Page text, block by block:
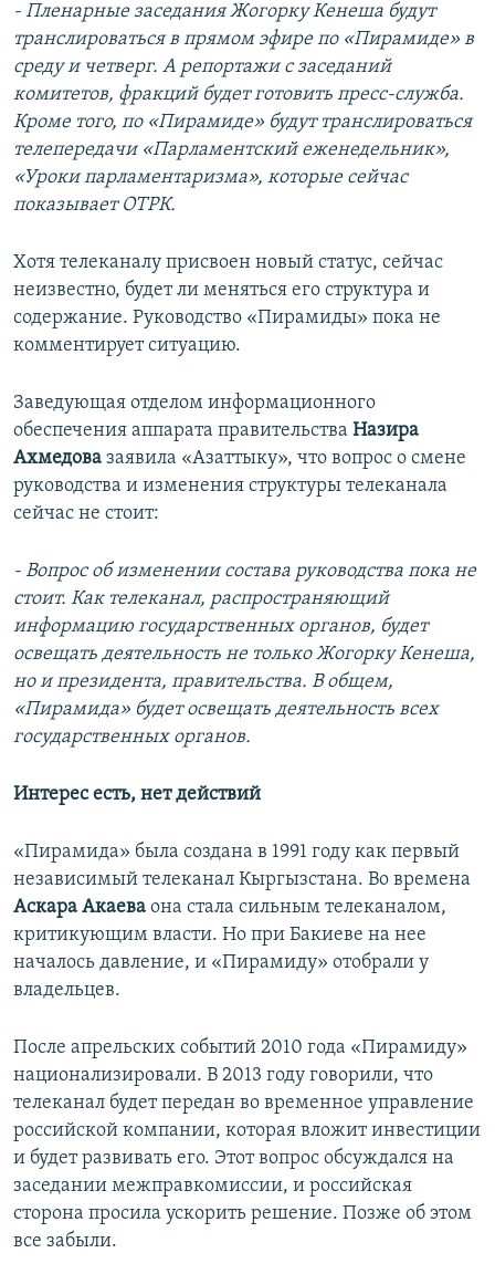
- Пленарные заседания Жогорку Кенеша будут
транслироваться в прямом эфире по «Пирамиде» в
среду и четверг. А репортажи с заседаний
комитетов, фракций будет готовить пресс-служба.
Кроме того, по «Пирамиде» будут транслироваться
телепередачи «Парламентский еженедельник»,
«Уроки парламентаризма», которые сейчас
показывает ОТРК.
Хотя телеканалу присвоен новый статус, сейчас
неизвестно, будет ли меняться его структура и
содержание. Руководство «Пирамиды» пока не
комментирует ситуацию.
Заведующая отделом информационного
обеспечения аппарата правительства Назира
Ахмедова заявила «Азаттыку», что вопрос о смене
руководства и изменения структуры телеканала
сейчас не стоит:
- Вопрос об изменении состава руководства пока не
стоит. Как телеканал, распространяющий
информацию государственных органов, будет
освещать деятельность не только Жогорку Кенеша,
но и президента, правительства. В общем,
«Пирамида» будет освещать деятельность всех
государственных органов.
Интерес есть, нет действий
«Пирамида» была создана в 1991 году как первый
независимый телеканал Кыргызстана. Во времена
Аскара Акаева она стала сильным телеканалом,
критикующим власти. Но при Бакиеве на нее
началось давление, и «Пирамиду» отобрали у
владельцев.
После апрельских событий 2010 года «Пирамиду»
национализировали. В 2013 году говорили, что
телеканал будет передан во временное управление
российской компании, которая вложит инвестиции
и будет развивать его. Этот вопрос обсуждался на
заседании межправкомиссии, и российская
сторона просила ускорить решение. Позже об этом
все забыли.